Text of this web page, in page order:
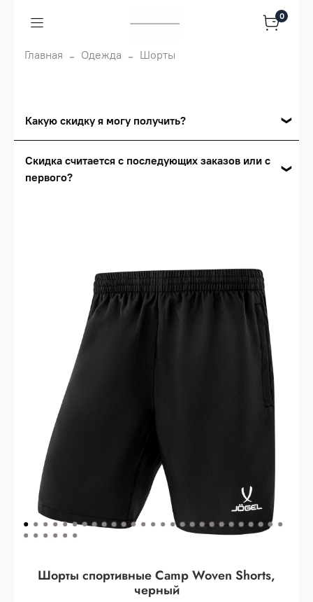
0
Главная Одежда Шорты
Какую скидку я могу получить?
Сумма скидки зависит от стоимости вашего
(30%) -сумма всех заказов за 6 месяцев -
30.000 рублей.
(33%)
- сумма всех заказов за 6 месяцев
(36%)
- сумма всех заказов за 6 месяцев
Опт 1
сумма всех заказов за 6 месяцев -
Скидка считается с последующих заказов или с
первого?
Шорты спортивные Camp Woven Shorts,
черный